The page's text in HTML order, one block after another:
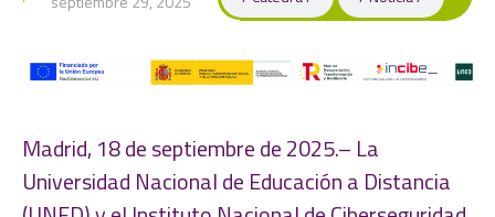
Madrid, 18 de septiembre de 2025.– La
Universidad Nacional de Educación a Distancia